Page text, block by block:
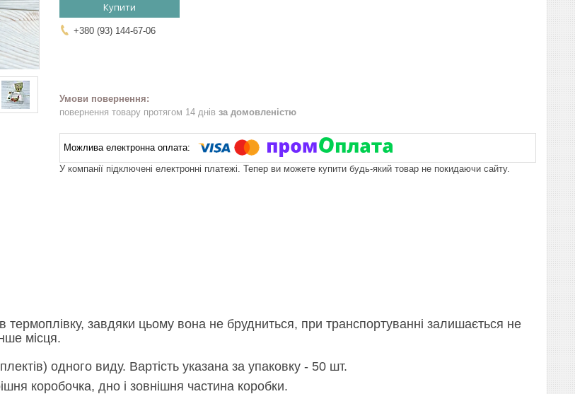
Купити
+380 (93) 144-67-06
повернення товару протягом 14 днів за домовленістю
У компанії підключені електронні платежі. Тепер ви можете купити будь-який товар не покидаючи сайту.
завдяки цьому вона не брудниться, при транспортуванні залишається не
місця.
одного виду. Вартість указана за упаковку - 50 шт.
коробочка, дно і зовнішня частина коробки.